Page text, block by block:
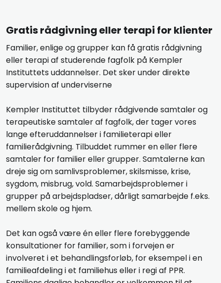
Gratis rådgivning eller terapi for klienter
Familier, enlige og grupper kan få gratis rådgivning
eller terapi af studerende fagfolk på Kempler
Instituttets uddannelser. Det sker under direkte
supervision af underviserne
Kempler Instituttet tilbyder rådgivende samtaler og
terapeutiske samtaler af fagfolk, der tager vores
lange efteruddannelser i familieterapi eller
familierådgivning. Tilbuddet rummer en eller flere
samtaler for familier eller grupper. Samtalerne kan
dreje sig om samlivsproblemer, skilsmisse, krise,
sygdom, misbrug, vold. Samarbejdsproblemer i
grupper på arbejdspladser, dårligt samarbejde f.eks.
mellem skole og hjem.
Det kan også være én eller flere forebyggende
konsultationer for familier, som i forvejen er
involveret i et behandlingsforløb, for eksempel i en
familieafdeling i et familiehus eller i regi af PPR.